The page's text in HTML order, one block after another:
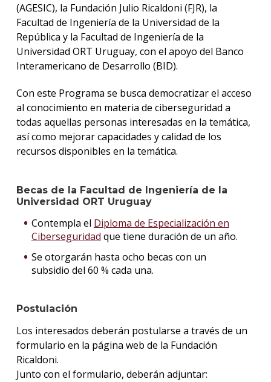
(AGESIC), la Fundación Julio Ricaldoni (FJR), la
Facultad de Ingeniería de la Universidad de la
República y la Facultad de Ingeniería de la
Universidad ORT Uruguay, con el apoyo del Banco
Interamericano de Desarrollo (BID).
Con este Programa se busca democratizar el acceso
al conocimiento en materia de ciberseguridad a
todas aquellas personas interesadas en la temática,
así como mejorar capacidades y calidad de los
recursos disponibles en la temática.
Becas de la Facultad de Ingeniería de la
Universidad ORT Uruguay
Contempla el Diploma de Especialización en
Ciberseguridad que tiene duración de un año.
Se otorgarán hasta ocho becas con un
subsidio del 60 % cada una.
Postulación
Los interesados deberán postularse a través de un
formulario en la página web de la Fundación
Ricaldoni.
Junto con el formulario, deberán adjuntar: